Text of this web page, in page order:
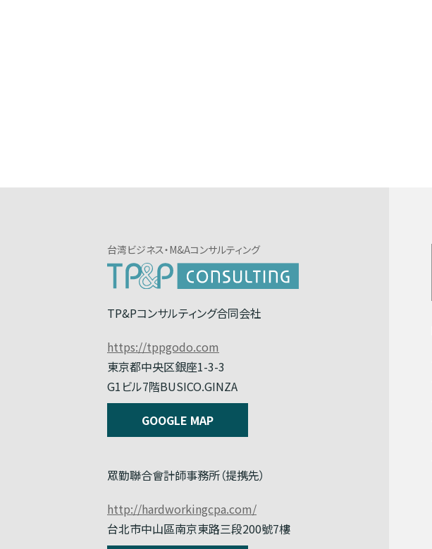
台湾ビジネス・M&Aコンサルティング
TP&Pコンサルティング合同会社
https://tppgodo.com
東京都中央区銀座1-3-3
G1ビル7階BUSICO.GINZA
GOOGLE MAP
眾勤聯合會計師事務所（提携先）
http://hardworkingcpa.com/
台北市中山區南京東路三段200號7樓